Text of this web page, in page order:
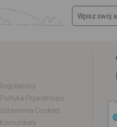
Regulaminy
Polityka Prywatności
Ustawienia Cookies
Komunikaty